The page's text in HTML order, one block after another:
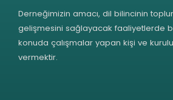
Derneğimizin amacı, dil bilincinin
gelişmesini sağlayacak faaliyetlerde
konuda çalışmalar yapan kişi ve
vermektir.